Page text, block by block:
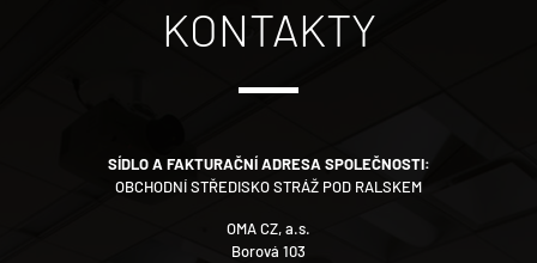
KONTAKTY
SÍDLO A FAKTURAČNÍ ADRESA SPOLEČNOSTI:
OBCHODNÍ STŘEDISKO STRÁŽ POD RALSKEM
OMA CZ, a.s.
Borová 103